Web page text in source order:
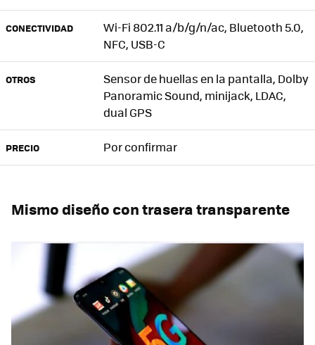
CONECTIVIDAD
Wi-Fi 802.11 a/b/g/n/ac, Bluetooth 5.0,
NFC, USB-C
OTROS
Sensor de huellas en la pantalla, Dolby
Panoramic Sound, minijack, LDAC,
dual GPS
PRECIO Por confirmar
Mismo diseño con trasera transparente